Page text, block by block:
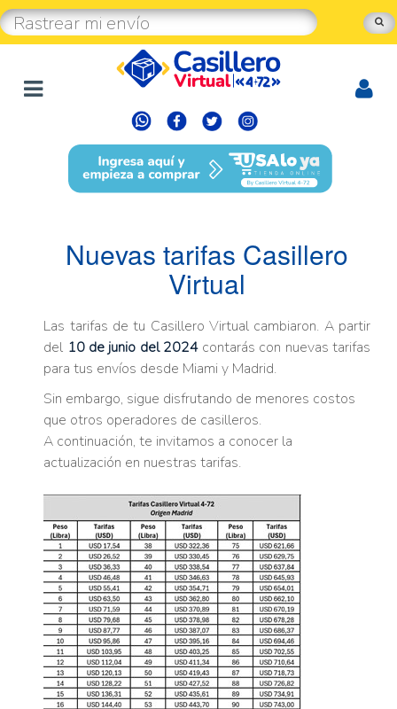
Nuevas tarifas Casillero
Virtual
Las tarifas de tu Casillero Virtual cambiaron. A partir
del 10 de junio del 2024contarás con nuevas tarifas
para tus envíos desde Miami y Madrid.
Sin embargo, sigue disfrutando de menores costos
que otros operadores de casilleros.
A continuación, te invitamos a conocer la
actualización en nuestras tarifas.